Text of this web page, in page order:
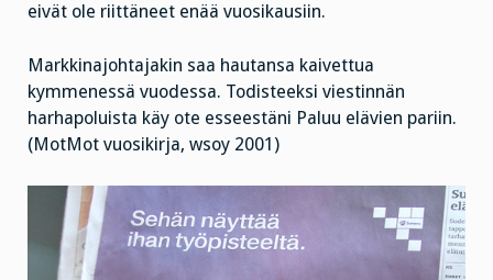
eivät ole riittäneet enää vuosikausiin.
Markkinajohtajakin saa hautansa kaivettua
kymmenessä vuodessa. Todisteeksi viestinnän
harhapoluista käy ote esseestäni Paluu elävien pariin.
(MotMot vuosikirja, wsoy 2001)